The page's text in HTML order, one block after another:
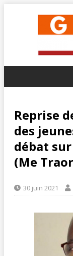
Reprise
des
débat
(Me
30 juin 2021